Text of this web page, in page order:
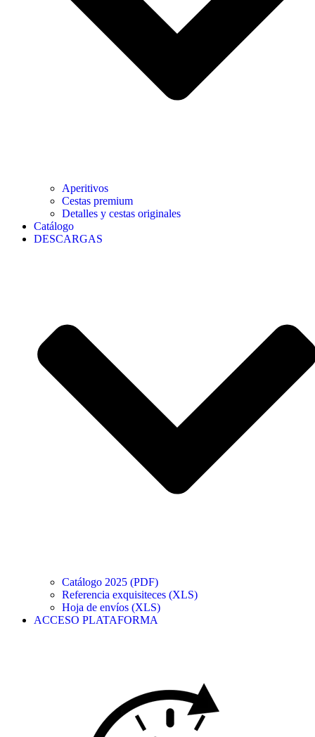
Aperitivos
Cestas premium
Detalles y cestas originales
Catálogo
DESCARGAS
Catálogo 2025 (PDF)
Referencia exquisiteces (XLS)
Hoja de envíos (XLS)
ACCESO PLATAFORMA